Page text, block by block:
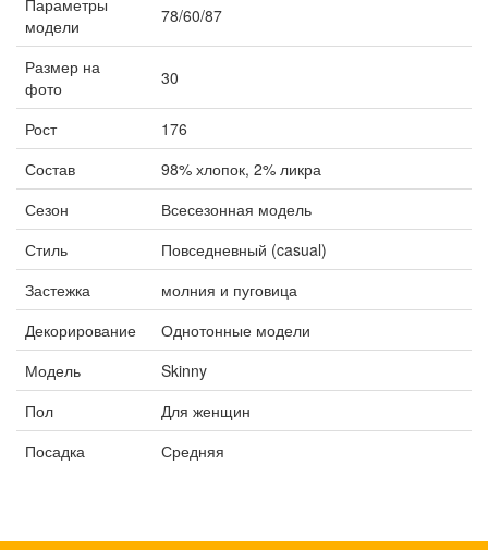
Параметры
модели
78/60/87
Размер на
фото
30
Рост
176
Состав
98% хлопок, 2% ликра
Сезон
Всесезонная модель
Стиль
Повседневный (casual)
Застежка
молния и пуговица
Декорирование
Однотонные модели
Модель
Skinny
Пол
Для женщин
Посадка
Средняя